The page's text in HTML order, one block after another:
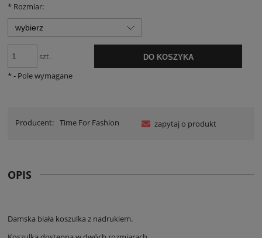
* Rozmiar:
szt. DO KOSZYKA
*- Pole wymagane
Producent: Time For Fashion zapytaj o produkt
OPIS
Damska biała koszulka z nadrukiem.